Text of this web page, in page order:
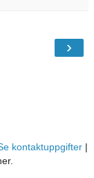
›
kontaktuppgifter|